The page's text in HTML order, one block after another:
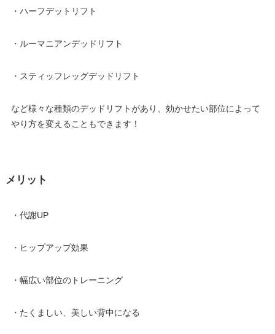
・ハーフデットリフト
・ルーマニアンデッドリフト
・スティッフレッグデッドリフト
など様々な種類のデッドリフトがあり、効かせたい部位によって
やり方を変えることもできます！
メリット
・代謝UP
・ヒップアップ効果
・幅広い部位のトレーニング
・たくましい、美しい背中になる